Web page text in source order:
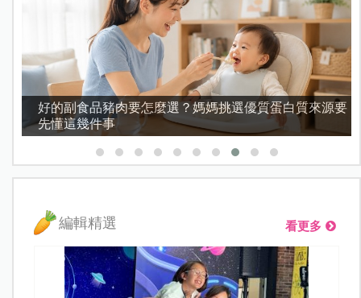
「以前每天起床都臭臉！」陳彥婷曝分房睡後婚姻轉變
醫曝：睡不飽超傷感情！
編輯精選 看更多